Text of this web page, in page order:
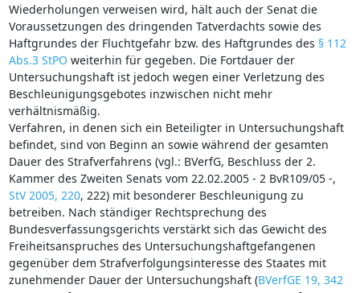
Wiederholungen verweisen wird, hält auch der Senat die
Voraussetzungen des dringenden Tatverdachts sowie des
Haftgrundes der Fluchtgefahr bzw. des Haftgrundes des § 112
Abs.3 StPO weiterhin für gegeben. Die Fortdauer der
Untersuchungshaft ist jedoch wegen einer Verletzung des
Beschleunigungsgebotes inzwischen nicht mehr
verhältnismäßig.
Verfahren, in denen sich ein Beteiligter in Untersuchungshaft
befindet, sind von Beginn an sowie während der gesamten
Dauer des Strafverfahrens (vgl.: BVerfG, Beschluss der 2.
Kammer des Zweiten Senats vom 22.02.2005 - 2 BvR109/05 -,
StV 2005, 220, 222) mit besonderer Beschleunigung zu
betreiben. Nach ständiger Rechtsprechung des
Bundesverfassungsgerichts verstärkt sich das Gewicht des
Freiheitsanspruches des Untersuchungshaftgefangenen
gegenüber dem Strafverfolgungsinteresse des Staates mit
zunehmender Dauer der Untersuchungshaft (BVerfGE 19, 342